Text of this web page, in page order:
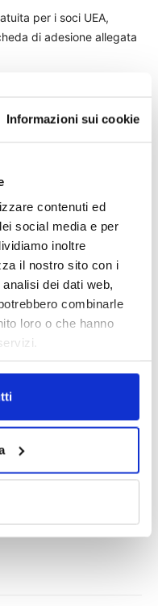
Informazioni sui cookie
contenuti ed
social media e per
inoltre
il nostro sito con i
dei dati web,
combinarle
loro o che hanno
per i soci UEA,
di adesione allegata